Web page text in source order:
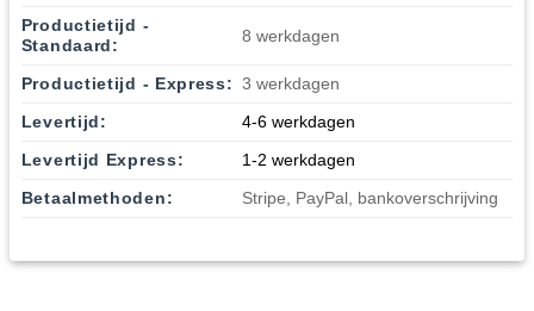
Productietijd -
Standaard:
8 werkdagen
Productietijd - Express: 3 werkdagen
Levertijd:
4-6 werkdagen
Levertijd Express:
1-2 werkdagen
Betaalmethoden:
Stripe, PayPal, bankoverschrijving